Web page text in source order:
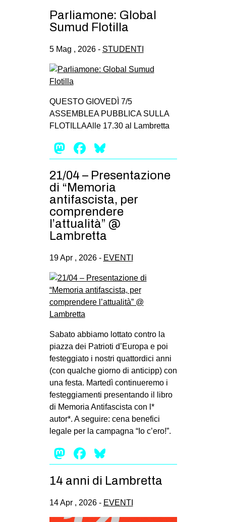
Parliamone: Global
Sumud Flotilla
5 Mag , 2026 - STUDENTI
QUESTO GIOVEDÌ 7/5
ASSEMBLEA PUBBLICA SULLA
FLOTILLAAlle 17.30 al Lambretta
Mastodon
Facebook
21/04 – Presentazione
di “Memoria
antifascista, per
comprendere
l’attualità” @
Lambretta
19 Apr , 2026 - EVENTI
Sabato abbiamo lottato contro la
piazza dei Patrioti d’Europa e poi
festeggiato i nostri quattordici anni
(con qualche giorno di anticipp) con
una festa. Martedì continueremo i
festeggiamenti presentando il libro
di Memoria Antifascista con l*
autor*. A seguire: cena benefici
legale per la campagna “Io c’ero!”.
Mastodon
Facebook
14 anni di Lambretta
14 Apr , 2026 - EVENTI